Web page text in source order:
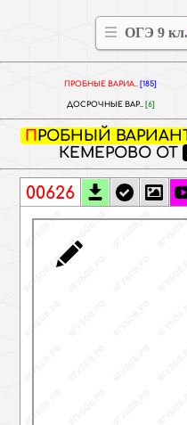
ОГЭ 9
ПРОБНЫЕ ВАРИА.. [185]
ДОСРОЧНЫЕ ВАР.. [6]
ПРОБНЫЙ
КЕМЕРОВО ОТ
00626